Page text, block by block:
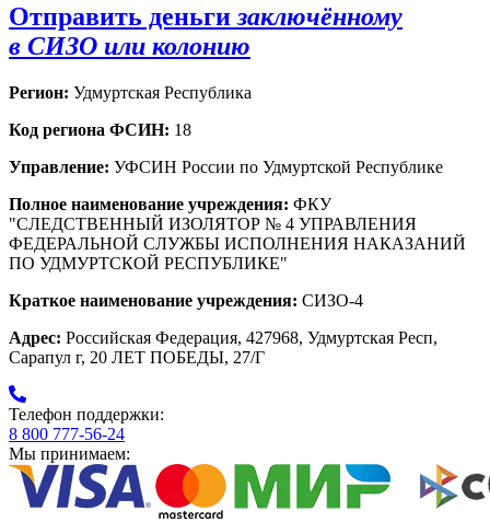
Отправить деньги заключённому
в СИЗО или колонию
Регион: Удмуртская Республика
Код региона ФСИН: 18
Управление: УФСИН России по Удмуртской Республике
Полное наименование учреждения: ФКУ
"СЛЕДСТВЕННЫЙ ИЗОЛЯТОР № 4 УПРАВЛЕНИЯ
ФЕДЕРАЛЬНОЙ СЛУЖБЫ ИСПОЛНЕНИЯ НАКАЗАНИЙ
ПО УДМУРТСКОЙ РЕСПУБЛИКЕ"
Краткое наименование учреждения: СИЗО-4
Адрес: Российская Федерация, 427968, Удмуртская Респ,
Сарапул г, 20 ЛЕТ ПОБЕДЫ, 27/Г
Телефон поддержки:
8 800 777-56-24
Мы принимаем: